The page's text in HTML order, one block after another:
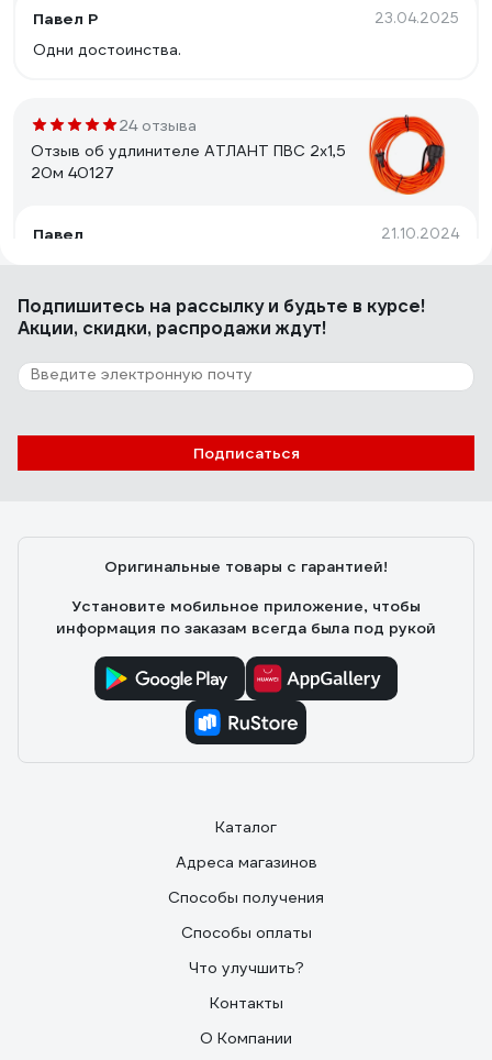
Павел Р 23.04.2025
Одни достоинства.
24 отзыва
Отзыв об удлинителе АТЛАНТ ПВС 2х1,5
20м 40127
Павел 21.10.2024
Сделан надёжно, провод не дубеет при околонулевых
13 отзывов
Отзыв об удлинителе Гарнизон EL-NB-G3-
татьяна гуреева 08.12.2020
Подпишитесь на рассылкуи будьте в курсе!
Акции, скидки, распродажи ждут!
Подписаться
Оригинальные товары с гарантией!
Установите мобильное приложение, чтобы
информация по заказам всегда была под рукой
Каталог
Адреса магазинов
Способы получения
Способы оплаты
Что улучшить?
Контакты
О Компании